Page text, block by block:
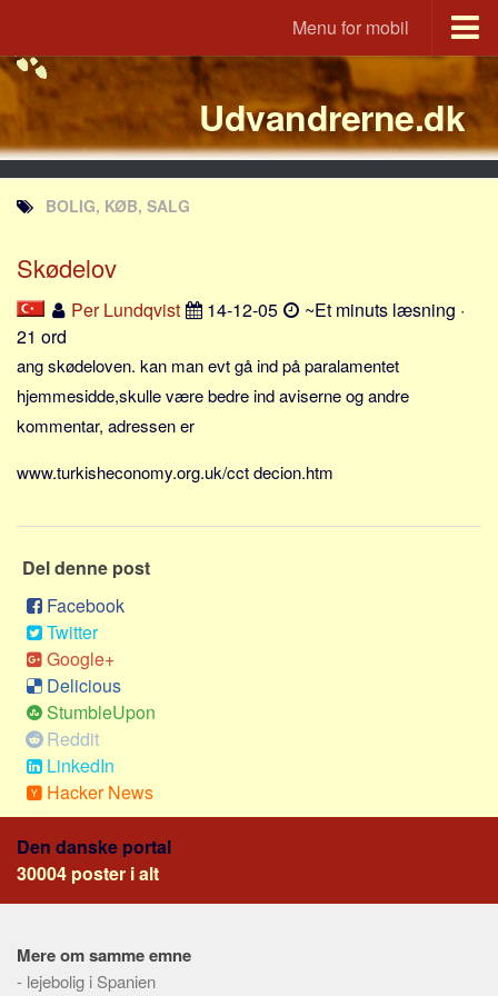
Menu for mobil
Portal
Udvandrerne.dk
Utvandrerne.no
Utvandrarna.se
Tyskland.dk
England.dk
JLKM.dk
Lande
Tyrkiet
Spanien
Frankrig
Thailand
Italien
Grækenland
USA
Alle
Nøgleord
Bolig
Virksomhed
Forbrug
Udvandrerne.dk
BOLIG, KØB, SALG
Skødelov
Per Lundqvist 14-12-05
~Et minuts læsning ·
21 ord
ang skødeloven. kan man evt gå ind på paralamentet
hjemmesidde,skulle være bedre ind aviserne og andre
kommentar, adressen er
www.turkisheconomy.org.uk/cct decion.htm
Del denne post
Facebook
Twitter
Google+
Delicious
StumbleUpon
Reddit
LinkedIn
Hacker News
Den danske portal
30004 poster i alt
Mere om samme emne
- lejebolig i Spanien